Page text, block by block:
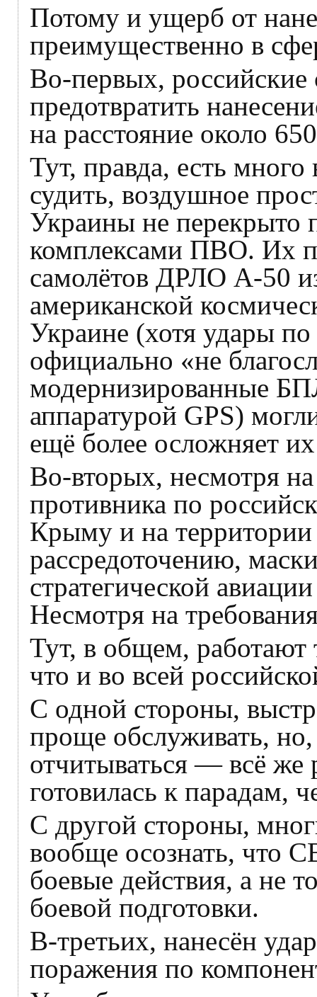
Потому и ущерб от
преимущественно в
Во-первых,
предотвратить
на расстояние около
Тут, правда, есть
судить, воздушное
Украины не перекрыто
комплексами ПВО. Их
самолётов ДРЛО А-50
американской
Украине (хотя удары
официально «не
модернизированные
аппаратурой GPS)
ещё более осложняет
Во-вторых, несмотря
противника по
Крыму и на
рассредоточению,
стратегической
Несмотря на
Тут, в общем, работают
что и во всей
С одной стороны,
проще обслуживать,
отчитываться — всё же
готовилась к парадам,
С другой стороны,
вообще осознать, что
боевые действия, а не
боевой подготовки.
В-третьих, нанесён
поражения по